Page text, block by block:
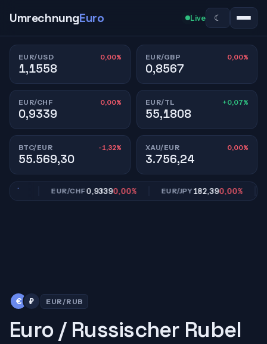
UmrechnungEuro Live ☾
EUR/USD 0,00%
1,1558
EUR/GBP 0,00%
0,8567
EUR/CHF 0,00%
0,9339
EUR/TL +0,07%
55,1808
BTC/EUR -1,32%
55.569,30
XAU/EUR 0,00%
3.756,24
EUR/CHF0,93390,00% EUR/JPY182,390,00%
€ ₽ EUR/RUB
Euro / Russischer Rubel